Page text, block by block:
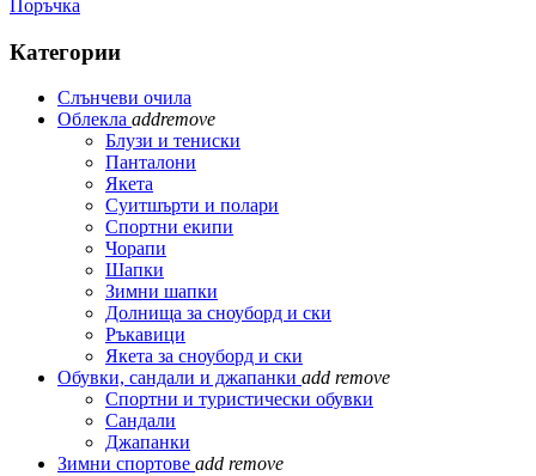
Поръчка
Категории
Слънчеви очила
Облекла addremove
Блузи и тениски
Панталони
Якета
Суитшърти и полари
Спортни екипи
Чорапи
Шапки
Зимни шапки
Долнища за сноуборд и ски
Ръкавици
Якета за сноуборд и ски
Обувки, сандали и джапанки add remove
Спортни и туристически обувки
Сандали
Джапанки
Зимни спортове add remove